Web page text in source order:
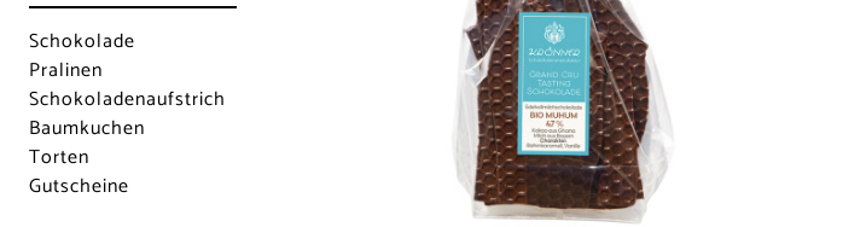
Schokolade
Pralinen
Schokoladen­aufstrich
Baumkuchen
Torten
Gutscheine